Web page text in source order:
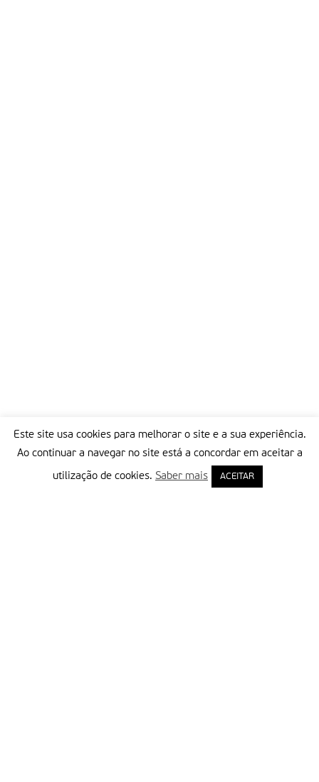
Este site usa cookies para melhorar o site e a sua experiência.
Ao continuar a navegar no site está a concordar em aceitar a
utilização de cookies. Saber mais ACEITAR